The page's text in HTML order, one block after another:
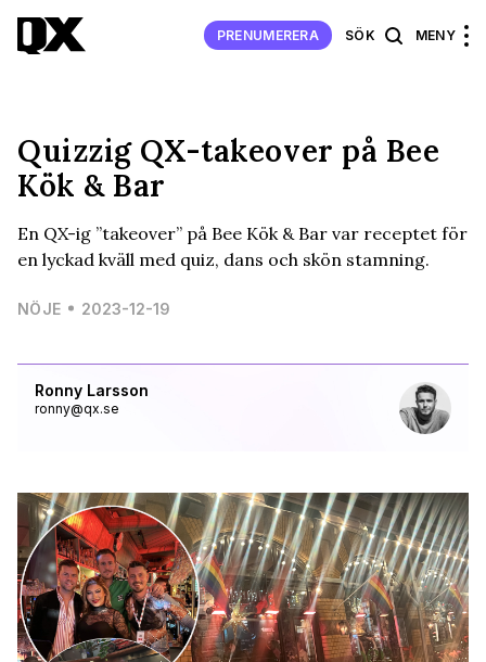
PRENUMERERA SÖK MENY
Ronny Larsson
ronny@qx.se
Quizzig QX-takeover på Bee
Kök & Bar
En QX-ig ”takeover” på Bee Kök & Bar var receptet för
en lyckad kväll med quiz, dans och skön stamning.
NÖJE 2023-12-19